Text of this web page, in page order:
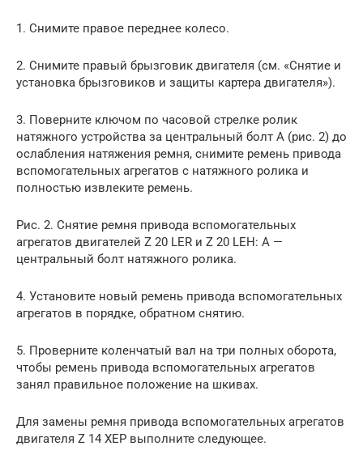
1. Снимите правое переднее колесо.
2. Снимите правый брызговик двигателя (см. «Снятие и
установка брызговиков и защиты картера двигателя»).
3. Поверните ключом по часовой стрелке ролик
натяжного устройства за центральный болт А (рис. 2) до
ослабления натяжения ремня, снимите ремень привода
вспомогательных агрегатов с натяжного ролика и
полностью извлеките ремень.
Рис. 2. Снятие ремня привода вспомогательных
агрегатов двигателей Z 20 LER и Z 20 LEH: А —
центральный болт натяжного ролика.
4. Установите новый ремень привода вспомогательных
агрегатов в порядке, обратном снятию.
5. Проверните коленчатый вал на три полных оборота,
чтобы ремень привода вспомогательных агрегатов
занял правильное положение на шкивах.
Для замены ремня привода вспомогательных агрегатов
двигателя Z 14 ХЕР выполните следующее.